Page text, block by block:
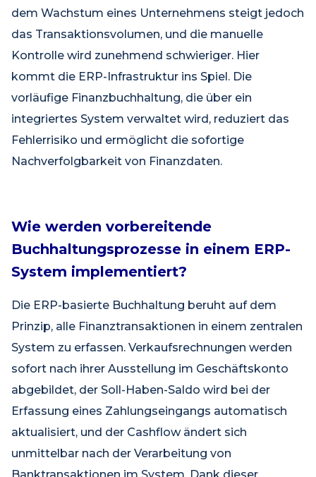
dem Wachstum eines Unternehmens steigt jedoch
das Transaktionsvolumen, und die manuelle
Kontrolle wird zunehmend schwieriger. Hier
kommt die ERP-Infrastruktur ins Spiel. Die
vorläufige Finanzbuchhaltung, die über ein
integriertes System verwaltet wird, reduziert das
Fehlerrisiko und ermöglicht die sofortige
Nachverfolgbarkeit von Finanzdaten.
Wie werden vorbereitende
Buchhaltungsprozesse in einem ERP-
System implementiert?
Die ERP-basierte Buchhaltung beruht auf dem
Prinzip, alle Finanztransaktionen in einem zentralen
System zu erfassen. Verkaufsrechnungen werden
sofort nach ihrer Ausstellung im Geschäftskonto
abgebildet, der Soll-Haben-Saldo wird bei der
Erfassung eines Zahlungseingangs automatisch
aktualisiert, und der Cashflow ändert sich
unmittelbar nach der Verarbeitung von